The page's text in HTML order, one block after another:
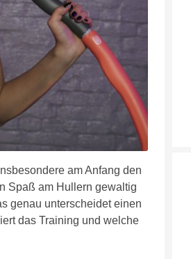
am Anfang den
Spaß am Hullern gewaltig
genau unterscheidet einen
das Training und welche